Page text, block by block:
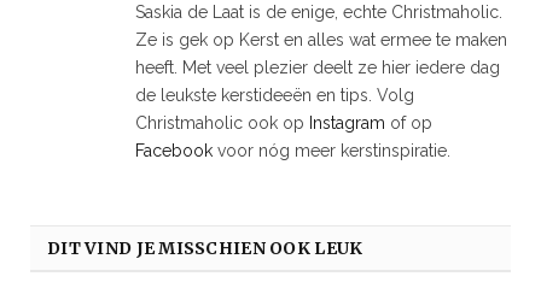
Saskia de Laat is de enige, echte Christmaholic.
Ze is gek op Kerst en alles wat ermee te maken
heeft. Met veel plezier deelt ze hier iedere dag
de leukste kerstideeën en tips. Volg
Christmaholic ook op Instagram of op
Facebook voor nóg meer kerstinspiratie.
DIT VIND JE MISSCHIEN OOK LEUK